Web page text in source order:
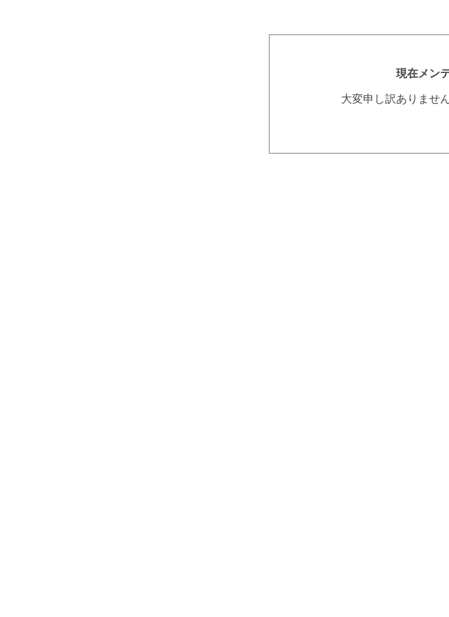
現在メン
大変申し訳ありませ